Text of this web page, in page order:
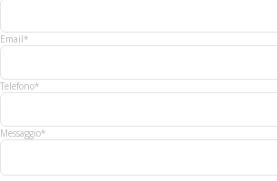
Email*
Telefono*
Messaggio*